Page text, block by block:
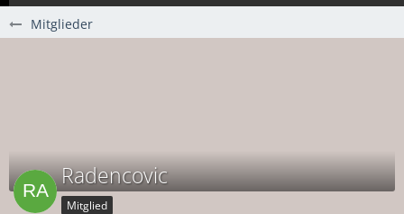
Mitglieder
Radencovic
Mitglied